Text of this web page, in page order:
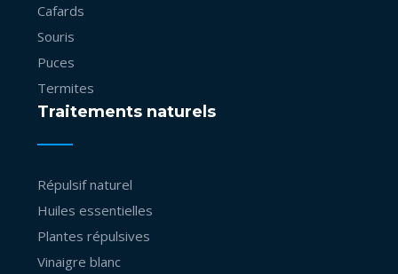
Cafards
Souris
Puces
Termites
Traitements naturels
Répulsif naturel
Huiles essentielles
Plantes répulsives
Vinaigre blanc